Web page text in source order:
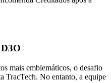
mais emblemáticos, o desafio
TracTech. No entanto, a equipe